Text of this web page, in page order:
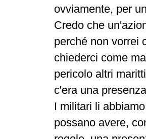
ovviamente, per
Credo che
perché non vorrei
chiederci come
pericolo altri
c'era una
I militari li
possano avere,